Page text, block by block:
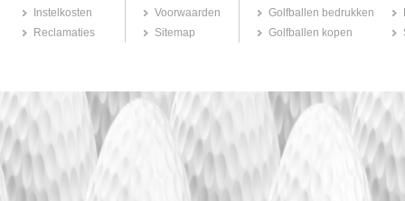
Instelkosten
Reclamaties
Voorwaarden
Sitemap
Golfballen bedrukken
Golfballen kopen